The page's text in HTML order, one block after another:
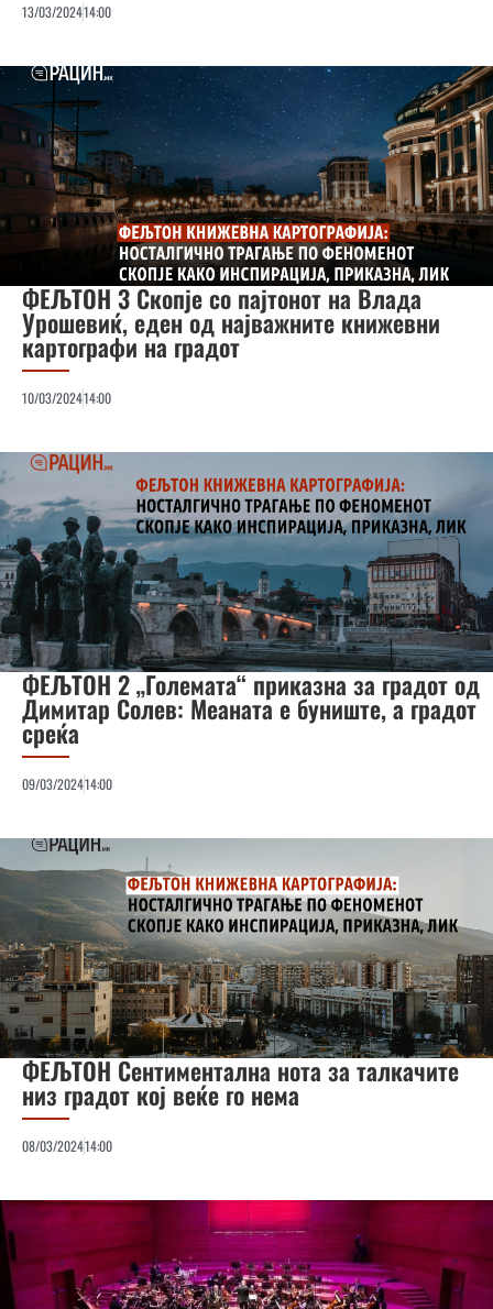
13/03/202414:00
ФЕЉТОН 3 Скопје со пајтонот на Влада
Урошевиќ, еден од најважните книжевни
картографи на градот
10/03/202414:00
ФЕЉТОН 2 „Големата“ приказна за градот од
Димитар Солев: Меаната е буниште, а градот
среќа
09/03/202414:00
ФЕЉТОН Сентиментална нота за талкачите
низ градот кој веќе го нема
08/03/202414:00